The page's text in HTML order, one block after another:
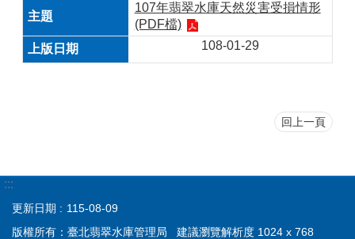
107年翡翠水庫天然災害受損情形
(PDF檔)
108-01-29
回上一頁
:::
更新日期
115-08-09
版權所有：臺北翡翠水庫管理局 建議瀏覽解析度 1024 x 768